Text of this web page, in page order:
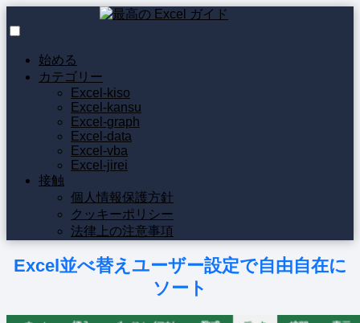
始める
カテゴリー
Excel-kiso
Excel-kansu
Excel-graph
Excel-data
Excel-vba
Excel-jirei
接触
個人情報保護方針
クッキーポリシー
法律上の注意事項
Excel並べ替えユーザー設定で自由自在に
ソート